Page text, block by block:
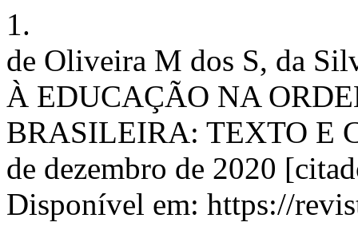
1.
de Oliveira M dos S, da
À EDUCAÇÃO NA
BRASILEIRA: TEXTO E
de dezembro de 2020
Disponível em: https://